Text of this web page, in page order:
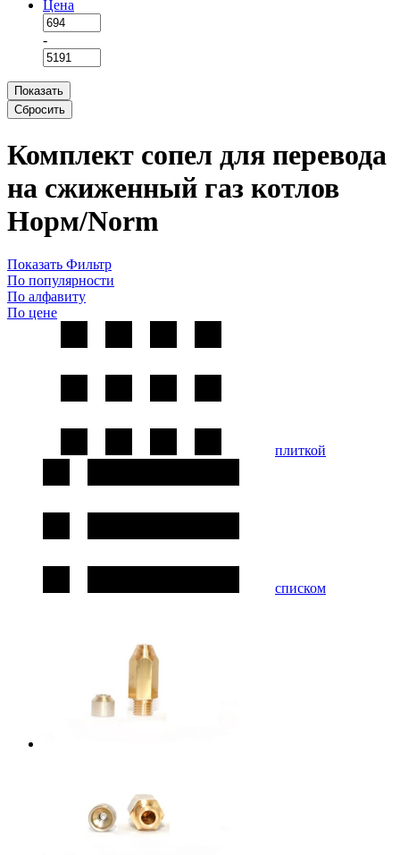
Цена
-
Показать
Сбросить
Комплект сопел для перевода
на сжиженный газ котлов
Норм/Norm
Показать Фильтр
По популярности
По алфавиту
По цене
плиткой
списком